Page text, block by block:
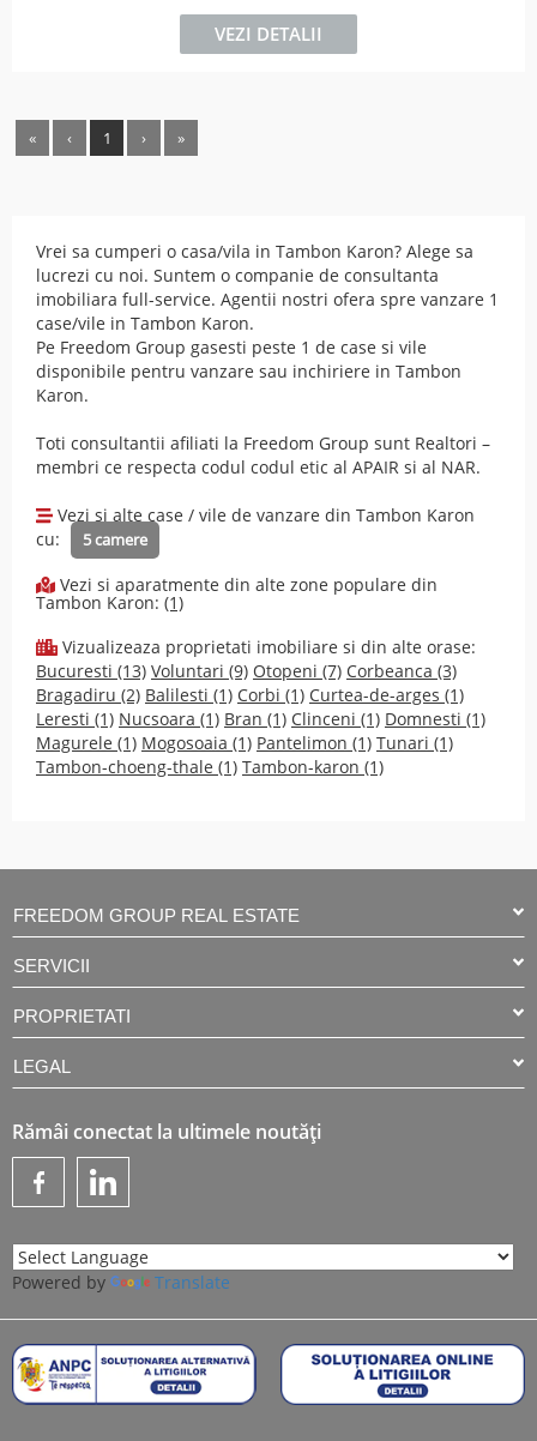
VEZI DETALII
« ‹ 1 › »
Vrei sa cumperi o casa/vila in Tambon Karon? Alege sa
lucrezi cu noi. Suntem o companie de consultanta
imobiliara full-service. Agentii nostri ofera spre vanzare 1
case/vile in Tambon Karon.
Pe Freedom Group gasesti peste 1 de case si vile
disponibile pentru vanzare sau inchiriere in Tambon
Karon.
Toti consultantii afiliati la Freedom Group sunt Realtori –
membri ce respecta codul codul etic al APAIR si al NAR.
Vezi si alte case / vile de vanzare din Tambon Karon
cu:
5 camere
Vezi si aparatmente din alte zone populare din
Tambon Karon: (1)
Vizualizeaza proprietati imobiliare si din alte orase:
Bucuresti (13) Voluntari (9) Otopeni (7) Corbeanca (3)
Bragadiru (2) Balilesti (1) Corbi (1) Curtea-de-arges (1)
Leresti (1) Nucsoara (1) Bran (1) Clinceni (1) Domnesti (1)
Magurele (1) Mogosoaia (1) Pantelimon (1) Tunari (1)
Tambon-choeng-thale (1) Tambon-karon (1)
FREEDOM GROUP REAL ESTATE
SERVICII
PROPRIETATI
LEGAL
Rămâi conectat la ultimele noutăți
Powered by Translate